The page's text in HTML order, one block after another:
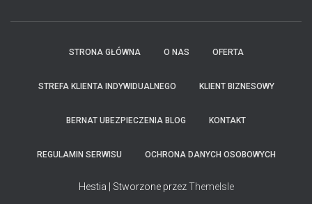
STRONA GŁÓWNA O NAS OFERTA
STREFA KLIENTA INDYWIDUALNEGO KLIENT BIZNESOWY
BERNAT UBEZPIECZENIA BLOG KONTAKT
REGULAMIN SERWISU OCHRONA DANYCH OSOBOWYCH
Hestia | Stworzone przezThemeIsle